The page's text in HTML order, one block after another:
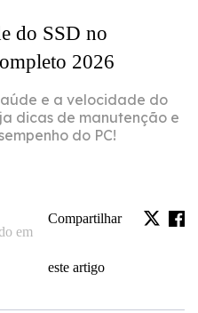
do SSD no
2026
e a velocidade do
dicas de manutenção e
do PC!
em
Compartilhar
este artigo